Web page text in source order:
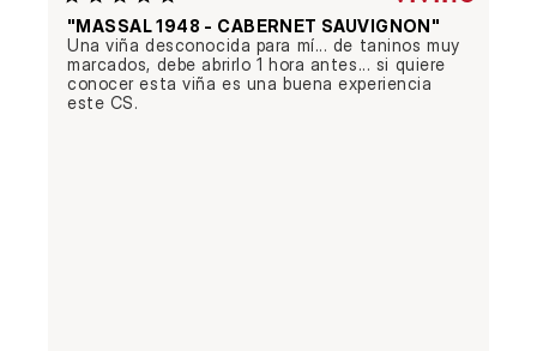
"MASSAL 1948 - CABERNET SAUVIGNON"
Una viña desconocida para mí... de taninos muy
marcados, debe abrirlo 1 hora antes... si quiere
conocer esta viña es una buena experiencia
este CS.